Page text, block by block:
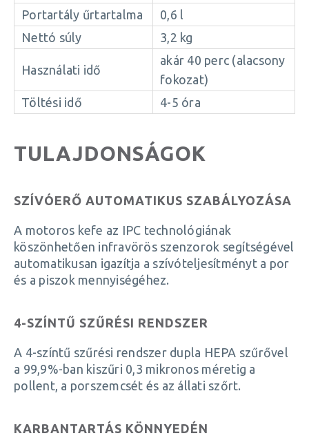
Portartály űrtartalma
0,6 l
Nettó súly
3,2 kg
Használati idő
akár 40 perc (alacsony
fokozat)
Töltési idő
4-5 óra
TULAJDONSÁGOK
SZÍVÓERŐ AUTOMATIKUS SZABÁLYOZÁSA
A motoros kefe az IPC technológiának
köszönhetően infravörös szenzorok segítségével
automatikusan igazítja a szívóteljesítményt a por
és a piszok mennyiségéhez.
4-SZÍNTŰ SZŰRÉSI RENDSZER
A 4-színtű szűrési rendszer dupla HEPA szűrővel
a 99,9%-ban kiszűri 0,3 mikronos méretig a
pollent, a porszemcsét és az állati szőrt.
KARBANTARTÁS KÖNNYEDÉN